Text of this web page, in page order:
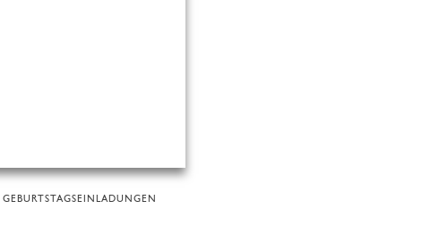
GEBURTSTAGSEINLADUNGEN